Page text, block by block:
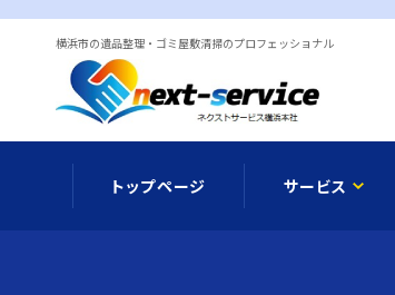
横浜市の遺品整理・ゴミ屋敷清掃のプロフェッショナル
トップページ サービス